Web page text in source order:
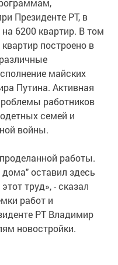
Президенте РТ, в
6200 квартир. В том
построено в
майских
Путина. Активная
работников
семей и
войны.
работы.
оставил здесь
труд», - сказал
работ и
РТ Владимир
новостройки.